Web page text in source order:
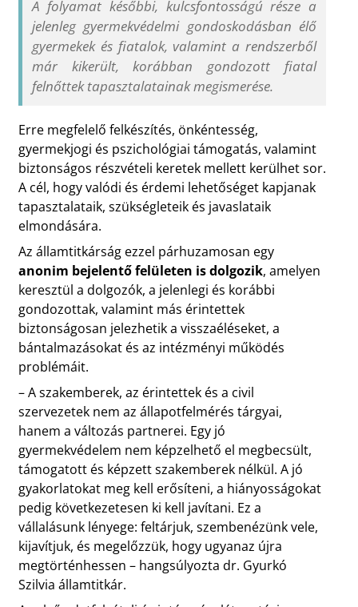
A folyamat későbbi, kulcsfontosságú része a
jelenleg gyermekvédelmi gondoskodásban élő
gyermekek és fiatalok, valamint a rendszerből
már kikerült, korábban gondozott fiatal
felnőttek tapasztalatainak megismerése.
Erre megfelelő felkészítés, önkéntesség,
gyermekjogi és pszichológiai támogatás, valamint
biztonságos részvételi keretek mellett kerülhet sor.
A cél, hogy valódi és érdemi lehetőséget kapjanak
tapasztalataik, szükségleteik és javaslataik
elmondására.
Az államtitkárság ezzel párhuzamosan egy
anonim bejelentő felületen is dolgozik, amelyen
keresztül a dolgozók, a jelenlegi és korábbi
gondozottak, valamint más érintettek
biztonságosan jelezhetik a visszaéléseket, a
bántalmazásokat és az intézményi működés
problémáit.
– A szakemberek, az érintettek és a civil
szervezetek nem az állapotfelmérés tárgyai,
hanem a változás partnerei. Egy jó
gyermekvédelem nem képzelhető el megbecsült,
támogatott és képzett szakemberek nélkül. A jó
gyakorlatokat meg kell erősíteni, a hiányosságokat
pedig következetesen ki kell javítani. Ez a
vállalásunk lényege: feltárjuk, szembenézünk vele,
kijavítjuk, és megelőzzük, hogy ugyanaz újra
megtörténhessen – hangsúlyozta dr. Gyurkó
Szilvia államtitkár.